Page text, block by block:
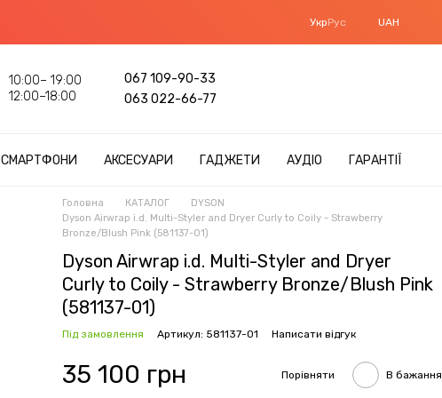
УкрРус UAH
10:00– 19:00
12:00–18:00
067 109-90-33
063 022-66-77
СМАРТФОНИ АКСЕСУАРИ ГАДЖЕТИ АУДІО ГАРАНТІЇ
Головна КАТАЛОГ
DYSON
Dyson Airwrap i.d. Multi-Styler and Dryer Curly to Coily - Strawberry
Bronze/Blush Pink (581137-01)
Dyson Airwrap i.d. Multi-Styler and Dryer
Curly to Coily - Strawberry Bronze/Blush Pink
(581137-01)
Під замовлення Артикул: 581137-01 Написати відгук
35 100 грн Порівняти В бажання